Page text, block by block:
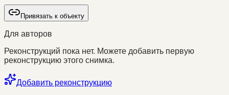
Привязать к объекту
Для авторов
Реконструкций пока нет. Можете добавить первую
реконструкцию этого снимка.
Добавить реконструкцию